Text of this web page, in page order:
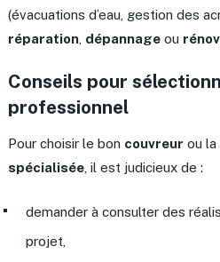
(évacuations d’eau, gestion des
réparation, dépannageou
Conseils pour
professionnel
Pour choisir le bon couvreur ou la
spécialisée, il est judicieux de :
demander à consulter des
projet,